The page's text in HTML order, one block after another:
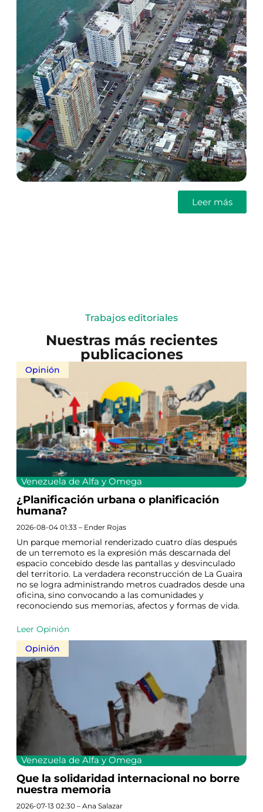
Leer más
Trabajos editoriales
Nuestras más recientes
publicaciones
Opinión
Venezuela de Alfa y Omega
¿Planificación urbana o planificación
humana?
2026-08-04 01:33 – Ender Rojas
Un parque memorial renderizado cuatro días después
de un terremoto es la expresión más descarnada del
espacio concebido desde las pantallas y desvinculado
del territorio. La verdadera reconstrucción de La Guaira
no se logra administrando metros cuadrados desde una
oficina, sino convocando a las comunidades y
reconociendo sus memorias, afectos y formas de vida.
Leer Opinión
Opinión
Venezuela de Alfa y Omega
Que la solidaridad internacional no borre
nuestra memoria
2026-07-13 02:30 – Ana Salazar